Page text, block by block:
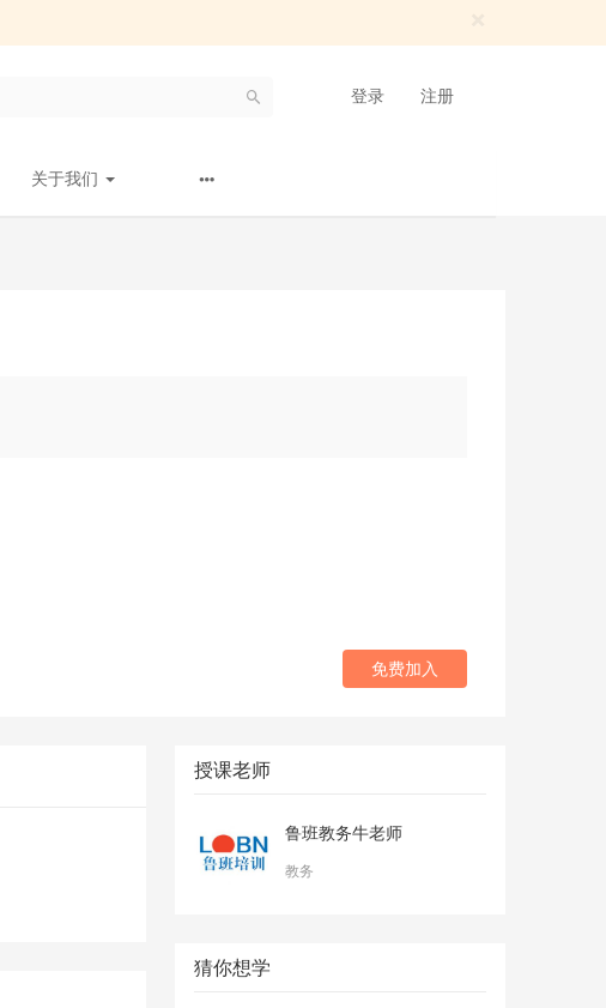
登录 注册
关于我们
免费加入
授课老师
鲁班教务牛老师
教务
猜你想学